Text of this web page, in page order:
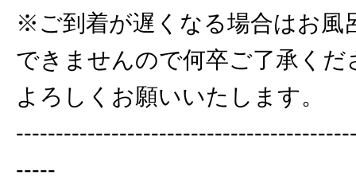
※ご到着が遅くなる場合はお風
できませんので何卒ご了承くだ
よろしくお願いいたします。
-----